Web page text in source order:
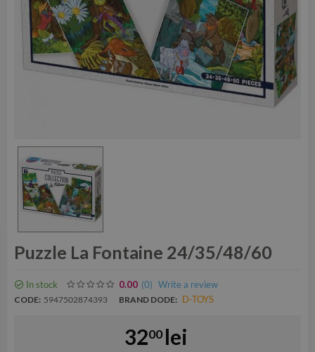
Puzzle La Fontaine 24/35/48/60
In stock 0.00 (0) Write a review
CODE: 5947502874393 BRAND DODE: D-TOYS
3200 lei